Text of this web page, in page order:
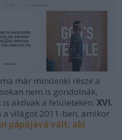
már mindenki része a
nem is gondolnák,
is aktívak a felületeken. XVI.
a világot 2011-ben, amikor
pápájává vált, aki